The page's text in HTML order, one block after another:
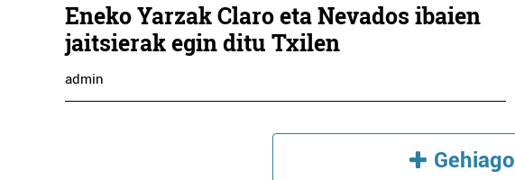
Eneko Yarzak Claro eta Nevados ibaien
jaitsierak egin ditu Txilen
admin
Gehiago